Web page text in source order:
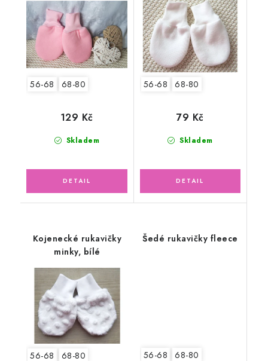
56-68 68-80
Skladem
129 Kč
56-68 68-80
Skladem
79 Kč
Kojenecké rukavičky
minky, bílé
56-68 68-80
Šedé rukavičky fleece
56-68 68-80